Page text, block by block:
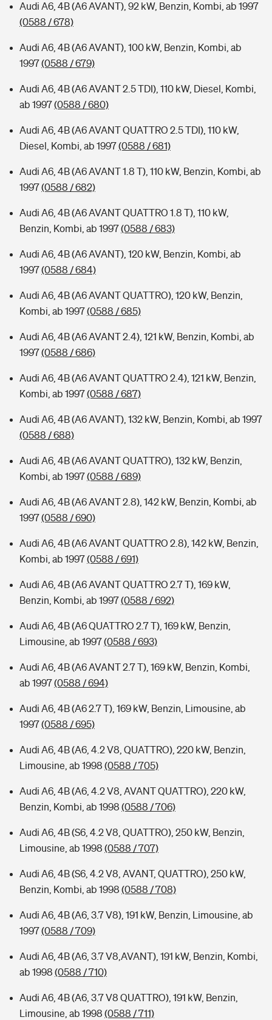
Audi A6, 4B (A6 AVANT), 92 kW, Benzin, Kombi, ab 1997
(0588 / 678)
Audi A6, 4B (A6 AVANT), 100 kW, Benzin, Kombi, ab
1997(0588 / 679)
Audi A6, 4B (A6 AVANT 2.5 TDI), 110 kW, Diesel, Kombi,
ab 1997(0588 / 680)
Audi A6, 4B (A6 AVANT QUATTRO 2.5 TDI), 110 kW,
Diesel, Kombi, ab 1997(0588 / 681)
Audi A6, 4B (A6 AVANT 1.8 T), 110 kW, Benzin, Kombi, ab
1997(0588 / 682)
Audi A6, 4B (A6 AVANT QUATTRO 1.8 T), 110 kW,
Benzin, Kombi, ab 1997(0588 / 683)
Audi A6, 4B (A6 AVANT), 120 kW, Benzin, Kombi, ab
1997(0588 / 684)
Audi A6, 4B (A6 AVANT QUATTRO), 120 kW, Benzin,
Kombi, ab 1997(0588 / 685)
Audi A6, 4B (A6 AVANT 2.4), 121 kW, Benzin, Kombi, ab
1997(0588 / 686)
Audi A6, 4B (A6 AVANT QUATTRO 2.4), 121 kW, Benzin,
Kombi, ab 1997(0588 / 687)
Audi A6, 4B (A6 AVANT), 132 kW, Benzin, Kombi, ab 1997
(0588 / 688)
Audi A6, 4B (A6 AVANT QUATTRO), 132 kW, Benzin,
Kombi, ab 1997(0588 / 689)
Audi A6, 4B (A6 AVANT 2.8), 142 kW, Benzin, Kombi, ab
1997(0588 / 690)
Audi A6, 4B (A6 AVANT QUATTRO 2.8), 142 kW, Benzin,
Kombi, ab 1997(0588 / 691)
Audi A6, 4B (A6 AVANT QUATTRO 2.7 T), 169 kW,
Benzin, Kombi, ab 1997(0588 / 692)
Audi A6, 4B (A6 QUATTRO 2.7 T), 169 kW, Benzin,
Limousine, ab 1997(0588 / 693)
Audi A6, 4B (A6 AVANT 2.7 T), 169 kW, Benzin, Kombi,
ab 1997(0588 / 694)
Audi A6, 4B (A6 2.7 T), 169 kW, Benzin, Limousine, ab
1997(0588 / 695)
Audi A6, 4B (A6, 4.2 V8, QUATTRO), 220 kW, Benzin,
Limousine, ab 1998 (0588 / 705)
Audi A6, 4B (A6, 4.2 V8, AVANT QUATTRO), 220 kW,
Benzin, Kombi, ab 1998 (0588 / 706)
Audi A6, 4B (S6, 4.2 V8, QUATTRO), 250 kW, Benzin,
Limousine, ab 1998 (0588 / 707)
Audi A6, 4B (S6, 4.2 V8, AVANT, QUATTRO), 250 kW,
Benzin, Kombi, ab 1998 (0588 / 708)
Audi A6, 4B (A6, 3.7 V8), 191 kW, Benzin, Limousine, ab
1997(0588 / 709)
Audi A6, 4B (A6, 3.7 V8,AVANT), 191 kW, Benzin, Kombi,
ab 1998 (0588 / 710)
Audi A6, 4B (A6, 3.7 V8 QUATTRO), 191 kW, Benzin,
Limousine, ab 1998 (0588 / 711)